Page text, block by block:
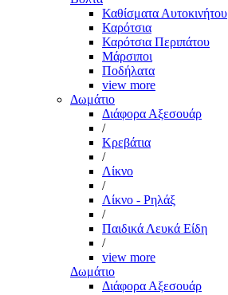
Καθίσματα Αυτοκινήτου
Καρότσια
Καρότσια Περιπάτου
Μάρσιποι
Ποδήλατα
view more
Δωμάτιο
Διάφορα Αξεσουάρ
/
Κρεβάτια
/
Λίκνο
/
Λίκνο - Ρηλάξ
/
Παιδικά Λευκά Είδη
/
view more
Δωμάτιο
Διάφορα Αξεσουάρ